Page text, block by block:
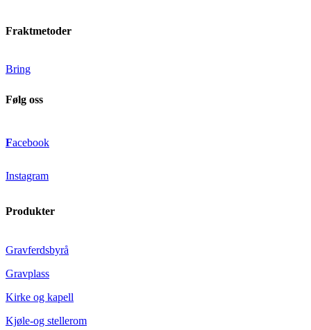
Fraktmetoder
Bring
Følg oss
Facebook
Instagram
Produkter
Gravferdsbyrå
Gravplass
Kirke og kapell
Kjøle-og stellerom